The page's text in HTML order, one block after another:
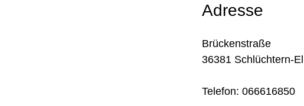
Adresse
Brückenstraße
36381 Schlüchtern-
Telefon: 066616850